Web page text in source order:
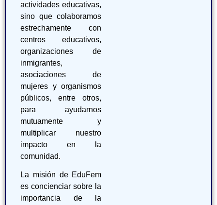
actividades educativas,
sino que colaboramos
estrechamente con
centros educativos,
organizaciones de
inmigrantes,
asociaciones de
mujeres y organismos
públicos, entre otros,
para ayudarnos
mutuamente y
multiplicar nuestro
impacto en la
comunidad.
La misión de EduFem
es concienciar sobre la
importancia de la